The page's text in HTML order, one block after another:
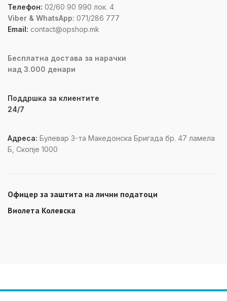
Телефон: 02/60 90 990 лок. 4
Viber & WhatsApp: 071/286 777
Email: contact@opshop.mk
Бесплатна достава за нарачки
над 3.000 денари
Поддршка за клиентите
24/7
Адреса: Булевар 3-та Македонска Бригада бр. 47 ламела
Б, Скопје 1000
Офицер за заштита на лични податоци
Виолета Колевска